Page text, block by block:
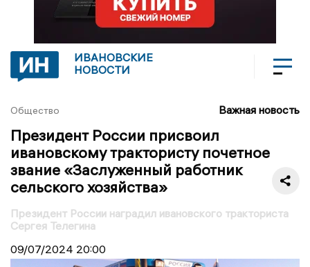
ИВАНОВСКИЕ
НОВОСТИ
Общество Важная новость
Президент России присвоил
ивановскому трактористу почетное
звание «Заслуженный работник
сельского хозяйства»
Президент России наградил ивановского тракториста
Сергея Телегина
09/07/2024 20:00